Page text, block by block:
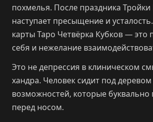
похмелья. После праздника Тройки
наступает пресыщение и
карты Таро Четвёрка Кубков — это
себя и нежелание
Это не депрессия в клиническом
хандра. Человек сидит под
возможностей, которые буквально
перед носом.